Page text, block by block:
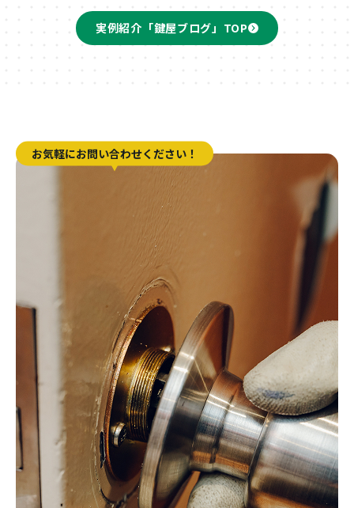
実例紹介「鍵屋ブログ」TOP
お気軽にお問い合わせください！